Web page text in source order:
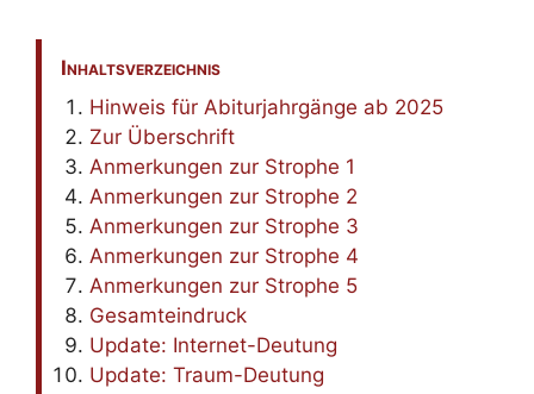
Inhaltsverzeichnis
Hinweis für Abiturjahrgänge ab 2025
Zur Überschrift
Anmerkungen zur Strophe 1
Anmerkungen zur Strophe 2
Anmerkungen zur Strophe 3
Anmerkungen zur Strophe 4
Anmerkungen zur Strophe 5
Gesamteindruck
Update: Internet-Deutung
Update: Traum-Deutung